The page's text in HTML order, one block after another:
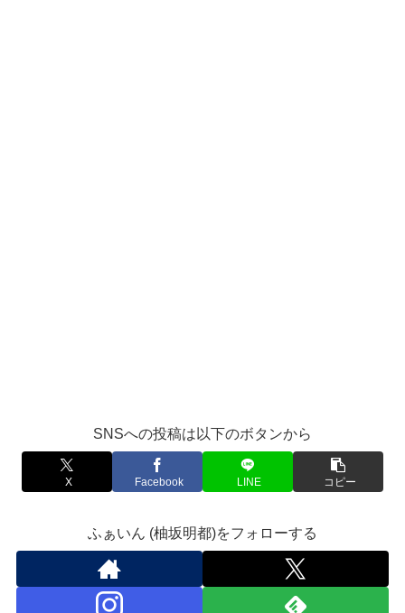
SNSへの投稿は以下のボタンから
X Facebook LINE コピー
ふぁいん (柚坂明都)をフォローする